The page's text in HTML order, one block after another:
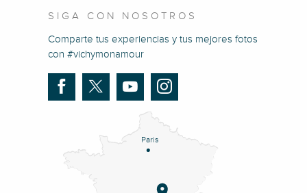
SIGA CON NOSOTROS
Comparte tus experiencias y tus mejores fotos
con #vichymonamour
Paris